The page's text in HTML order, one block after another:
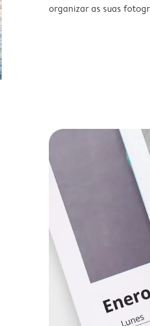
organizar as suas